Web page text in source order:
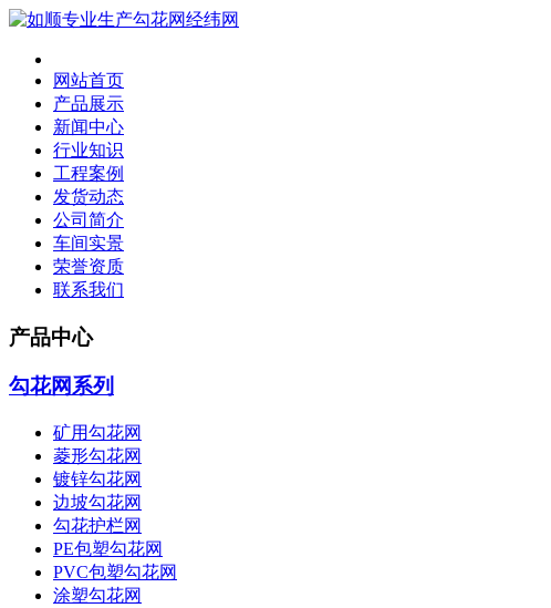
网站首页
产品展示
新闻中心
行业知识
工程案例
发货动态
公司简介
车间实景
荣誉资质
联系我们
产品中心
勾花网系列
矿用勾花网
菱形勾花网
镀锌勾花网
边坡勾花网
勾花护栏网
PE包塑勾花网
PVC包塑勾花网
涂塑勾花网